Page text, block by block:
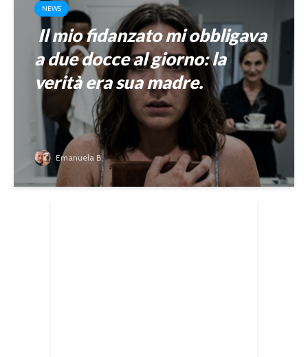
NEWS
Il mio fidanzato mi obbligava
a due docce al giorno: la
verità era sua madre.
Emanuela B.